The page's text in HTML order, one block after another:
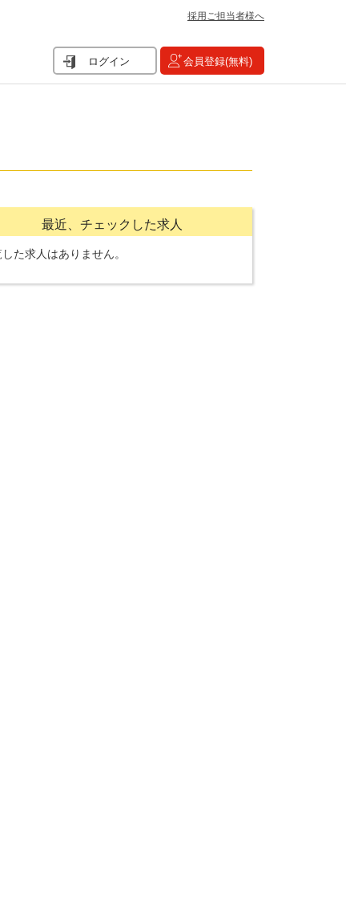
採用ご担当者様へ
ログイン 会員登録(無料)
最近、チェックした求人
た求人はありません。